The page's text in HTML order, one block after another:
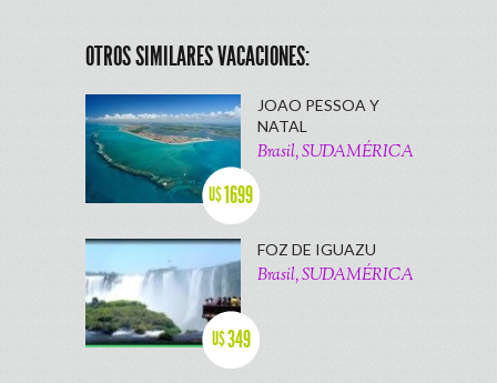
OTROS SIMILARES VACACIONES:
U$1699
JOAO PESSOA Y
NATAL
Brasil, SUDAMÉRICA
U$349
FOZ DE IGUAZU
Brasil, SUDAMÉRICA